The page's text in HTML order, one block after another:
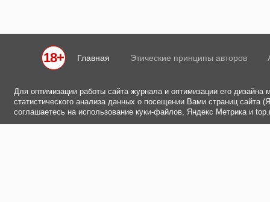
18+ Главная Этические принципы авторов
Для оптимизации работы сайта журнала и оптимизации его
статистического анализа данных о посещении Вами страниц
соглашаетесь на использование куки-файлов, Яндекс Метрика и